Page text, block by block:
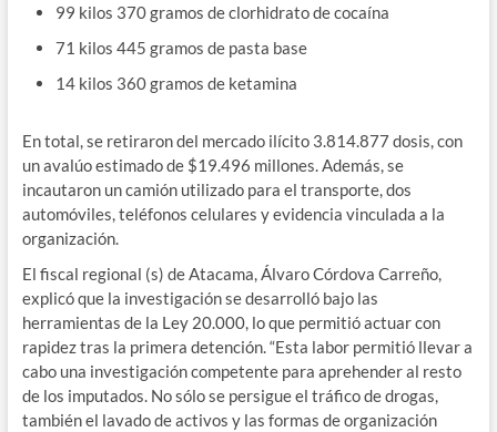
99 kilos 370 gramos de clorhidrato de cocaína
71 kilos 445 gramos de pasta base
14 kilos 360 gramos de ketamina
En total, se retiraron del mercado ilícito 3.814.877 dosis, con
un avalúo estimado de $19.496 millones. Además, se
incautaron un camión utilizado para el transporte, dos
automóviles, teléfonos celulares y evidencia vinculada a la
organización.
El fiscal regional (s) de Atacama, Álvaro Córdova Carreño,
explicó que la investigación se desarrolló bajo las
herramientas de la Ley 20.000, lo que permitió actuar con
rapidez tras la primera detención. “Esta labor permitió llevar a
cabo una investigación competente para aprehender al resto
de los imputados. No sólo se persigue el tráfico de drogas,
también el lavado de activos y las formas de organización